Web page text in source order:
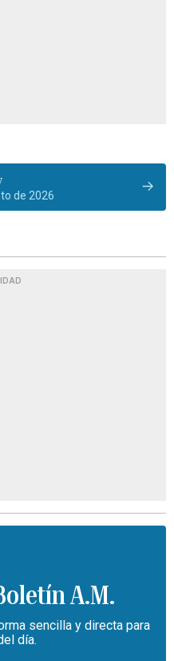
de 2026
A.M.
sencilla y directa para
día.